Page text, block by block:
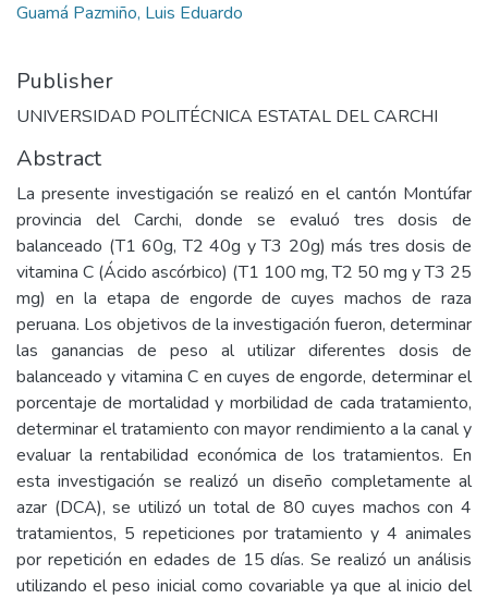
Guamá Pazmiño, Luis Eduardo
Publisher
UNIVERSIDAD POLITÉCNICA ESTATAL DEL CARCHI
Abstract
La presente investigación se realizó en el cantón Montúfar
provincia del Carchi, donde se evaluó tres dosis de
balanceado (T1 60g, T2 40g y T3 20g) más tres dosis de
vitamina C (Ácido ascórbico) (T1 100 mg, T2 50 mg y T3 25
mg) en la etapa de engorde de cuyes machos de raza
peruana. Los objetivos de la investigación fueron, determinar
las ganancias de peso al utilizar diferentes dosis de
balanceado y vitamina C en cuyes de engorde, determinar el
porcentaje de mortalidad y morbilidad de cada tratamiento,
determinar el tratamiento con mayor rendimiento a la canal y
evaluar la rentabilidad económica de los tratamientos. En
esta investigación se realizó un diseño completamente al
azar (DCA), se utilizó un total de 80 cuyes machos con 4
tratamientos, 5 repeticiones por tratamiento y 4 animales
por repetición en edades de 15 días. Se realizó un análisis
utilizando el peso inicial como covariable ya que al inicio del